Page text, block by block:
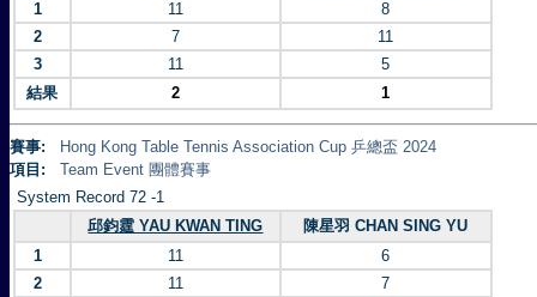
1
11
8
2
7
11
3
11
5
結果
2 1
賽事:
Hong Kong Table Tennis Association Cup 乒總盃 2024
項目:
Team Event 團體賽事
System Record 72 -1
邱鈞霆 YAU KWAN TING
陳星羽 CHAN SING YU
1
11
6
2
11
7